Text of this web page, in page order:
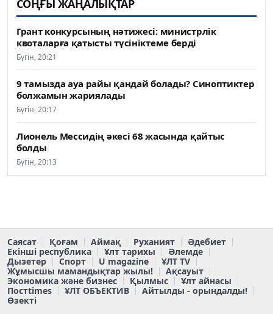
СОҢҒЫ ЖАҢАЛЫҚТАР
Грант конкурсының нәтижесі: министрлік
квоталарға қатысты түсініктеме берді
Бүгін, 20:21
9 тамызда ауа райы қандай болады? Синоптиктер
болжамын жариялады
Бүгін, 20:17
Лионель Мессидің әкесі 68 жасында қайтыс
болды
Бүгін, 20:13
Саясат Қоғам Аймақ Руханият
Әдебиет
Екінші республика
Ұлт тарихы
Әлемде
Дызетер
Спорт U magazine
ҰЛТ TV
Жұмысшы мамандықтар жылы!
Ақсауыт
Экономика және бизнес
Қылмыс
Ұлт айнасы
Постtimes
ҰЛТ ОБЪЕКТИВ
Айтылды - орындалды!
Өзекті